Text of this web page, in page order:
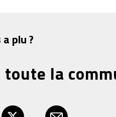
plu ?
toute la